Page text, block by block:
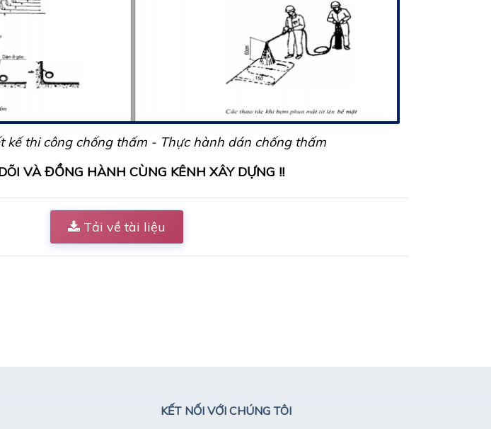
kế thi công chống thấm - Thực hành dán chống thấm
VÀ ĐỒNG HÀNH CÙNG KÊNH XÂY DỰNG !!
Tải về tài liệu
KẾT NỐI VỚI CHÚNG TÔI